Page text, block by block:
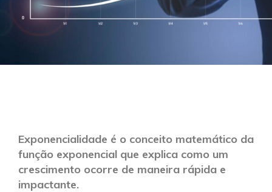
Exponencialidade é o conceito matemático da
função exponencial que explica como um
crescimento ocorre de maneira rápida e
impactante.